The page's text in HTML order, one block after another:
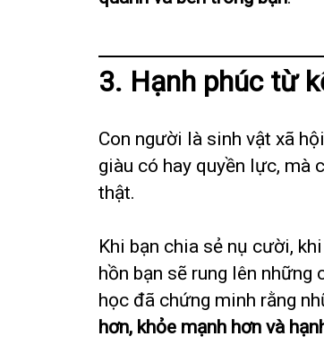
3. Hạnh phúc từ
Con người là sinh vật xã
giàu có hay quyền lực, mà
thật.
Khi bạn chia sẻ nụ cười,
hồn bạn sẽ rung lên những
học đã chứng minh rằng
hơn, khỏe mạnh hơn và